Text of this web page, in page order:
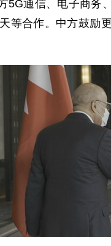
5G通信、电子商
等合作。中方鼓励